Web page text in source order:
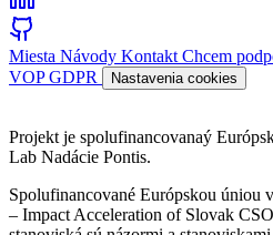
Miesta Návody Kontakt Chcem
VOPGDPR Nastavenia cookies
Projekt je spolufinancovanaý
Lab Nadácie Pontis.
Spolufinancované Európskou úniou
– Impact Acceleration of Slovak